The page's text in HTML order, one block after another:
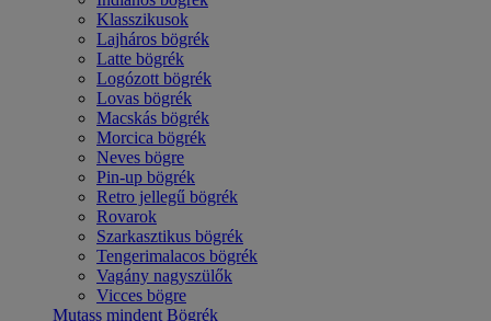
Klasszikusok
Lajháros bögrék
Latte bögrék
Logózott bögrék
Lovas bögrék
Macskás bögrék
Morcica bögrék
Neves bögre
Pin-up bögrék
Retro jellegű bögrék
Rovarok
Szarkasztikus bögrék
Tengerimalacos bögrék
Vagány nagyszülők
Vicces bögre
Mutass mindent Bögrék